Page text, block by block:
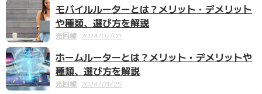
モバイルルーターとは？メリット・デメリット
や種類、選び方を解説
光回線 2024/02/01
ホームルーターとは？メリット・デメリットや
種類、選び方を解説
光回線 2024/01/25